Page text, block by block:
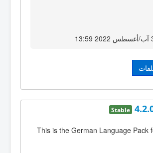
Stable
This is the German Language Pack